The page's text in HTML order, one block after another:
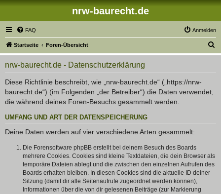
nrw-baurecht.de
FAQ Anmelden
Startseite Foren-Übersicht
u
nrw-baurecht.de - Datenschutzerklärung
Diese Richtlinie beschreibt, wie „nrw-baurecht.de“ („https://nrw-
baurecht.de“) (im Folgenden „der Betreiber“) die Daten verwendet,
die während deines Foren-Besuchs gesammelt werden.
UMFANG UND ART DER DATENSPEICHERUNG
Deine Daten werden auf vier verschiedene Arten gesammelt:
Die Forensoftware phpBB erstellt bei deinem Besuch des Boards
mehrere Cookies. Cookies sind kleine Textdateien, die dein Browser als
temporäre Dateien ablegt und die zwischen den einzelnen Aufrufen des
Boards erhalten bleiben. In diesen Cookies sind die aktuelle ID deiner
Sitzung (damit dir alle Seitenaufrufe zugeordnet werden können),
Informationen über die von dir gelesenen Beiträge (zur Markierung